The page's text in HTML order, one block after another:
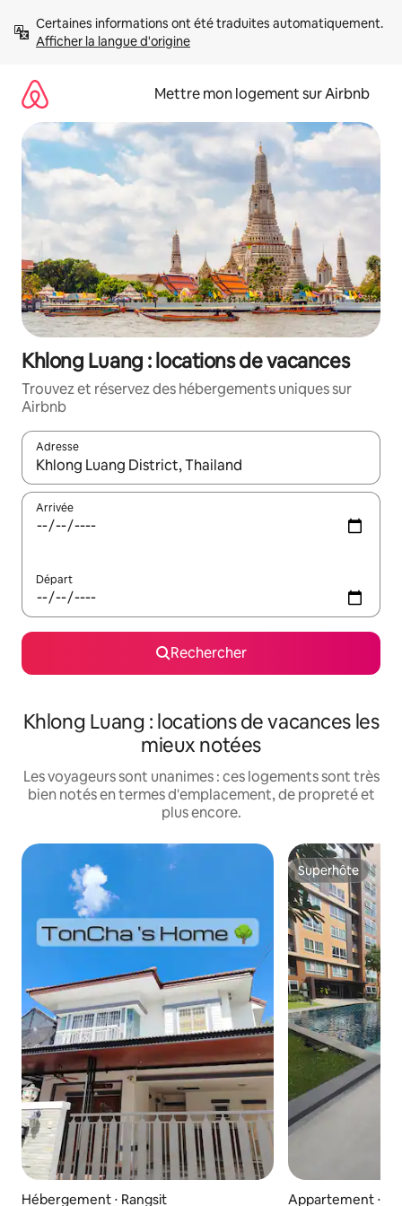
directement
Afficher la langue d'origine
Mettre mon logement sur Airbnb
Khlong Luang : locations de vacances
Trouvez et réservez des hébergements uniques sur
Airbnb
Adresse
Lorsque les résultats s'affichent, utilisez les flèches vers le
Arrivée
Départ
Rechercher
Khlong Luang : locations de vacances les
mieux notées
Les voyageurs sont unanimes : ces logements sont très
bien notés en termes d'emplacement, de propreté et
plus encore.
Hébergement ⋅ Rangsit
Superhôte
Superhôte
Appartement ⋅